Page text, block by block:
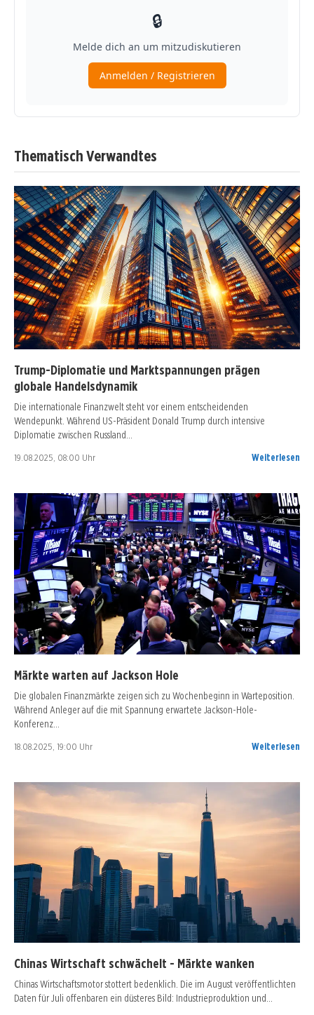
Thematisch Verwandtes
Trump-Diplomatie und Marktspannungen prägen
globale Handelsdynamik
Die internationale Finanzwelt steht vor einem entscheidenden
Wendepunkt. Während US-Präsident Donald Trump durch intensive
Diplomatie zwischen Russland…
19.08.2025, 08:00 Uhr Weiterlesen
Märkte warten auf Jackson Hole
Die globalen Finanzmärkte zeigen sich zu Wochenbeginn in Warteposition.
Während Anleger auf die mit Spannung erwartete Jackson-Hole-
Konferenz…
18.08.2025, 19:00 Uhr Weiterlesen
Chinas Wirtschaft schwächelt - Märkte wanken
Chinas Wirtschaftsmotor stottert bedenklich. Die im August veröffentlichten
Daten für Juli offenbaren ein düsteres Bild: Industrieproduktion und…